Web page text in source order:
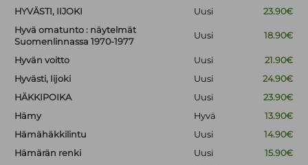
HYVÄSTI, IIJOKI Uusi
23.90€
Hyvä omatunto : näytelmät
Suomenlinnassa 1970-1977
Uusi 18.90€
Hyvän voitto Uusi
21.90€
Hyvästi, Iijoki
Uusi
24.90€
HÄKKIPOIKA
Uusi
23.90€
Hämy
Hyvä
13.90€
Hämähäkkilintu
Uusi
14.90€
Hämärän renki
Uusi 15.90€